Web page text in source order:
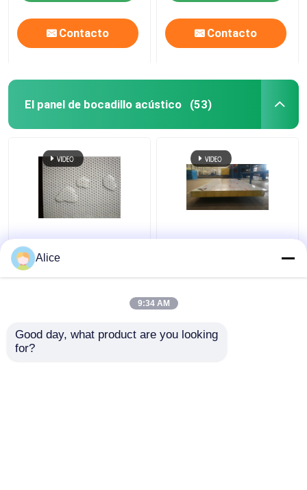
Contacto Contacto
El panel de bocadillo acústico (53)
El panel de bocadillo
acústico del taller Puf
aisló las hojas de la
OEM externo acústico
insonoro prefabricado
Alice
9:34 AM
Good day, what product are you looking
for?